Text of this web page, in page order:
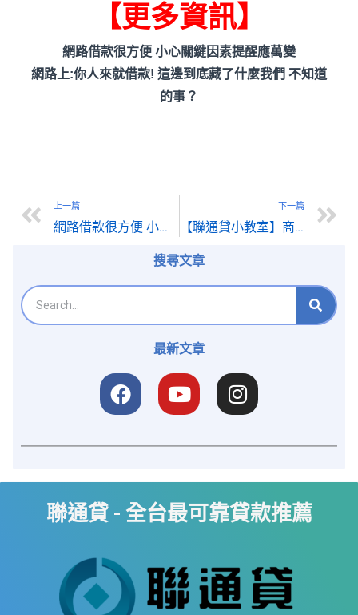
【更多資訊】
網路借款很方便 小心關鍵因素提醒應萬變
網路上:你人來就借款! 這邊到底藏了什麼我們 不知道
的事？
上一篇
網路借款很方便 小心關鍵因素提醒應萬變
下一篇
【聯通貸小教室】商品貸款和信用貸款差在哪裡？新手必看比較指南
搜尋文章
最新文章
聯通貸 - 全台最可靠貸款推薦